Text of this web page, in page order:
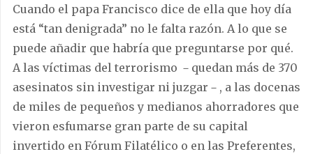
Cuando el papa Francisco dice de ella que hoy día
está “tan denigrada” no le falta razón. A lo que se
puede añadir que habría que preguntarse por qué.
A las víctimas del terrorismo －quedan más de 370
asesinatos sin investigar ni juzgar－, a las docenas
de miles de pequeños y medianos ahorradores que
vieron esfumarse gran parte de su capital
invertido en Fórum Filatélico o en las Preferentes,